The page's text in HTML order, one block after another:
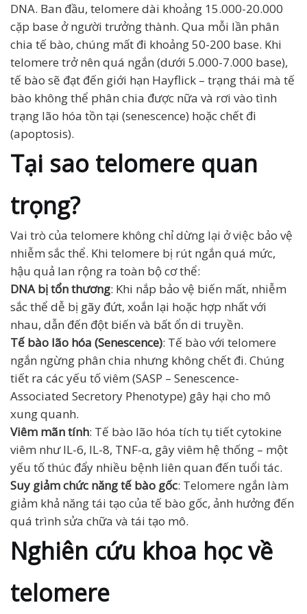
DNA. Ban đầu, telomere dài khoảng 15.000-20.000
cặp base ở người trưởng thành. Qua mỗi lần phân
chia tế bào, chúng mất đi khoảng 50-200 base. Khi
telomere trở nên quá ngắn (dưới 5.000-7.000 base),
tế bào sẽ đạt đến giới hạn Hayflick – trạng thái mà tế
bào không thể phân chia được nữa và rơi vào tình
trạng lão hóa tồn tại (senescence) hoặc chết đi
(apoptosis).
Tại sao telomere quan
trọng?
Vai trò của telomere không chỉ dừng lại ở việc bảo vệ
nhiễm sắc thể. Khi telomere bị rút ngắn quá mức,
hậu quả lan rộng ra toàn bộ cơ thể:
DNA bị tổn thương: Khi nắp bảo vệ biến mất, nhiễm
sắc thể dễ bị gãy đứt, xoắn lại hoặc hợp nhất với
nhau, dẫn đến đột biến và bất ổn di truyền.
Tế bào lão hóa (Senescence): Tế bào với telomere
ngắn ngừng phân chia nhưng không chết đi. Chúng
tiết ra các yếu tố viêm (SASP – Senescence-
Associated Secretory Phenotype) gây hại cho mô
xung quanh.
Viêm mãn tính: Tế bào lão hóa tích tụ tiết cytokine
viêm như IL-6, IL-8, TNF-α, gây viêm hệ thống – một
yếu tố thúc đẩy nhiều bệnh liên quan đến tuổi tác.
Suy giảm chức năng tế bào gốc: Telomere ngắn làm
giảm khả năng tái tạo của tế bào gốc, ảnh hưởng đến
quá trình sửa chữa và tái tạo mô.
Nghiên cứu khoa học về
telomere